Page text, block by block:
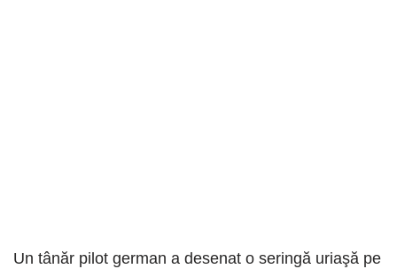
Un tânăr pilot german a desenat o seringă uriaşă pe